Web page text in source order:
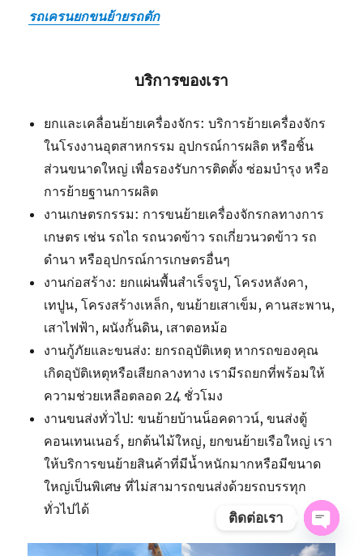
รถเครนยกขนย้ายรถตัก
บริการของเรา
ยกและเคลื่อนย้ายเครื่องจักร: บริการย้ายเครื่องจักร
ในโรงงานอุตสาหกรรม อุปกรณ์การผลิต หรือชิ้น
ส่วนขนาดใหญ่ เพื่อรองรับการติดตั้ง ซ่อมบำรุง หรือ
การย้ายฐานการผลิต
งานเกษตรกรรม: การขนย้ายเครื่องจักรกลทางการ
เกษตร เช่น รถไถ รถนวดข้าว รถเกี่ยวนวดข้าว รถ
ดำนา หรืออุปกรณ์การเกษตรอื่นๆ
งานก่อสร้าง: ยกแผ่นพื้นสำเร็จรูป, โครงหลังคา,
เทปูน, โครงสร้างเหล็ก, ขนย้ายเสาเข็ม, คานสะพาน,
เสาไฟฟ้า, ผนังกั้นดิน, เสาตอหม้อ
งานกู้ภัยและขนส่ง: ยกรถอุบัติเหตุ หากรถของคุณ
เกิดอุบัติเหตุหรือเสียกลางทาง เรามีรถยกที่พร้อมให้
ความช่วยเหลือตลอด 24 ชั่วโมง
งานขนส่งทั่วไป: ขนย้ายบ้านน็อคดาวน์, ขนส่งตู้
คอนเทนเนอร์, ยกต้นไม้ใหญ่, ยกขนย้ายเรือใหญ่ เรา
ให้บริการขนย้ายสินค้าที่มีน้ำหนักมากหรือมีขนาด
ใหญ่เป็นพิเศษ ที่ไม่สามารถขนส่งด้วยรถบรรทุก
ทั่วไปได้
ติดต่อเรา
OPEN